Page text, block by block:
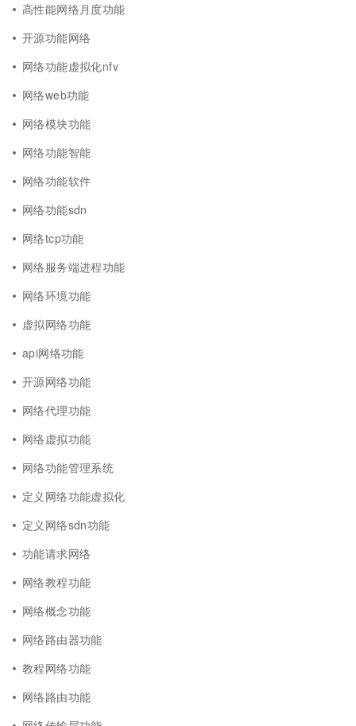
高性能网络月度功能
开源功能网络
网络功能虚拟化nfv
网络web功能
网络模块功能
网络功能智能
网络功能软件
网络功能sdn
网络tcp功能
网络服务端进程功能
网络环境功能
虚拟网络功能
api网络功能
开源网络功能
网络代理功能
网络虚拟功能
网络功能管理系统
定义网络功能虚拟化
定义网络sdn功能
功能请求网络
网络教程功能
网络概念功能
网络路由器功能
教程网络功能
网络路由功能